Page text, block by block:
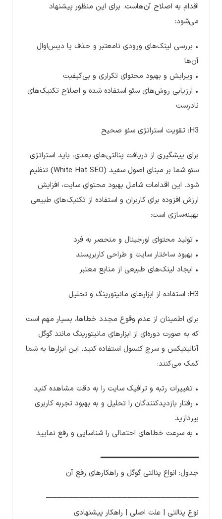
اقدام به اصلاح آن‌هاست. برای این منظور پیشنهاد
می‌شود:
• بررسی لینک‌های ورودی نامعتبر و حذف یا دیس‌اوال
آن‌ها
• ویرایش و بهبود محتوای تکراری و بی‌کیفیت
• ارزیابی روش‌های سئو استفاده شده و اصلاح تکنیک‌های
نادرست
H3: تقویت استراتژی سئو صحیح
برای پیشگیری از دریافت پنالتی‌های بعدی، باید استراتژی
سئو شما بر مبنای اصول سفید (White Hat SEO) تنظیم
شود. این اقدامات شامل بهبود محتوای سایت، افزایش
ارزش افزوده برای کاربران و استفاده از تکنیک‌های طبیعی
بهینه‌سازی است:
• تولید محتوای اورجینال و منحصر به فرد
• بهبود ساختار سایت و طراحی کاربرپسند
• ایجاد لینک‌های طبیعی از منابع معتبر
H3: استفاده از ابزارهای مانیتورینگ و تحلیل
برای اطمینان از عدم وقوع مجدد خطاها، بسیار مهم است
که به صورت دوره‌ای از ابزارهای مانیتورینگ مانند گوگل
آنالیتیکس و سرچ کنسول استفاده کنید. این ابزارها به شما
کمک می‌کنند:
• تغییرات رتبه و ترافیک سایت را به دقت مشاهده کنید
• رفتار بازدیدکنندگان را تحلیل و به بهبود تجربه کاربری
بپردازید
• به سرعت خطاهای احتمالی را شناسایی و رفع نمایید
━━━━━━━━━━━━━━━━━━━━━━
جدول: انواع پنالتی گوگل و راهکارهای رفع آن
────────────────────────────
نوع پنالتی | علت اصلی | راهکار پیشنهادی